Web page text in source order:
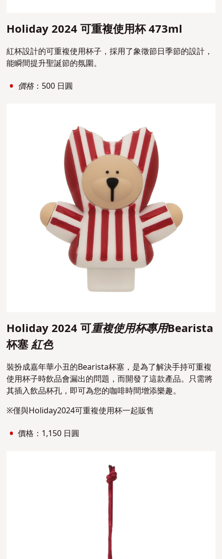
Holiday 2024 可重複使用杯 473ml
紅杯設計的可重複使用杯子，採用了象徵節日季節的設計，
能瞬間提升聖誕節的氛圍。
價格：500 日圓
Holiday 2024 可重複使用杯專用Bearista
杯塞紅色
裝扮成嘉年華小丑的Bearista杯塞，是為了解決手持可重複
使用杯子時飲品會漏出的問題，而開發了這款產品。 只需將
其插入飲品杯孔，即可為您的咖啡時間增添樂趣。
※僅與Holiday2024可重複使用杯一起販售
價格：1,150 日圓